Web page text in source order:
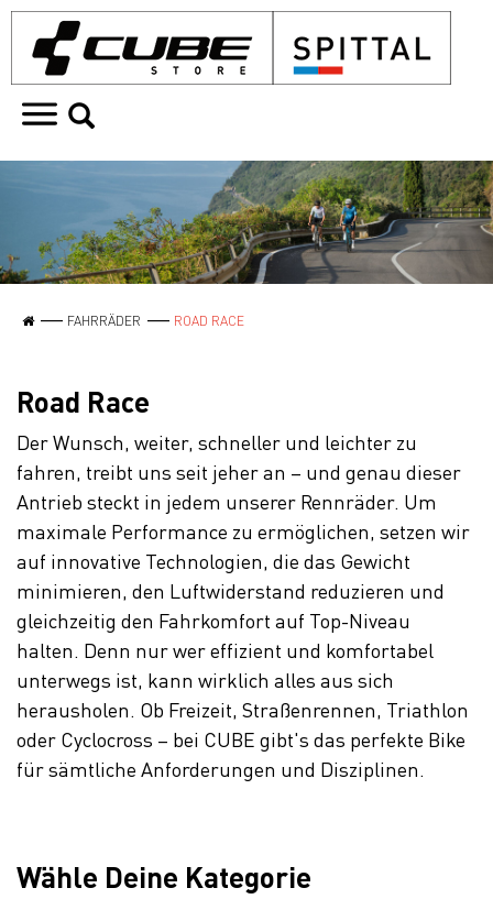
FAHRRÄDER ROAD RACE
Road Race
Der Wunsch, weiter, schneller und leichter zu
fahren, treibt uns seit jeher an – und genau dieser
Antrieb steckt in jedem unserer Rennräder. Um
maximale Performance zu ermöglichen, setzen wir
auf innovative Technologien, die das Gewicht
minimieren, den Luftwiderstand reduzieren und
gleichzeitig den Fahrkomfort auf Top-Niveau
halten. Denn nur wer effizient und komfortabel
unterwegs ist, kann wirklich alles aus sich
herausholen. Ob Freizeit, Straßenrennen, Triathlon
oder Cyclocross – bei CUBE gibt's das perfekte Bike
für sämtliche Anforderungen und Disziplinen.
Wähle Deine Kategorie